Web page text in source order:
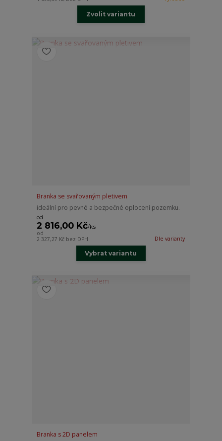
Zvolit variantu
Branka se svařovaným pletivem
ideální pro pevné a bezpečné oplocení pozemku.
od
2 816,00 Kč/ks
od
2 327,27 Kč bez DPH Dle varianty
Vybrat variantu
Branka s 2D panelem